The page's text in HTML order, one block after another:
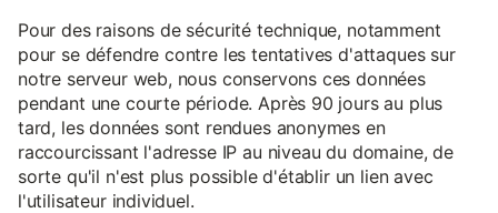
Pour des raisons de sécurité technique, notamment
pour se défendre contre les tentatives d'attaques sur
notre serveur web, nous conservons ces données
pendant une courte période. Après 90 jours au plus
tard, les données sont rendues anonymes en
raccourcissant l'adresse IP au niveau du domaine, de
sorte qu'il n'est plus possible d'établir un lien avec
l'utilisateur individuel.